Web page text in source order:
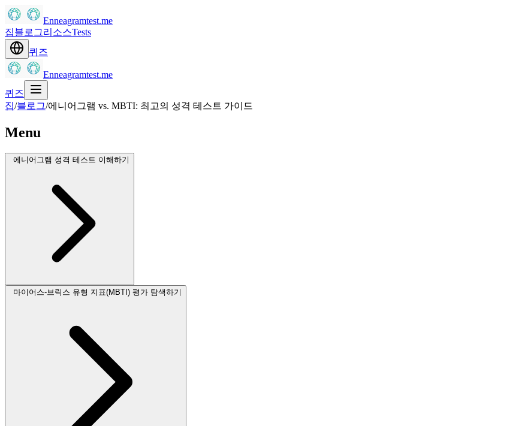
Enneagramtest.me
집블로그리소스Tests
퀴즈
Enneagramtest.me
퀴즈
집/블로그/에니어그램 vs. MBTI: 최고의 성격 테스트 가이드
Menu
에니어그램 성격 테스트 이해하기
마이어스-브릭스 유형 지표(MBTI) 평가 탐색하기